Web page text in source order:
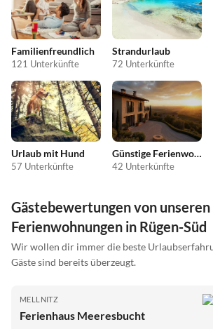
Familienfreundlich
121 Unterkünfte
Strandurlaub
72 Unterkünfte
Urlaub mit Hund
57 Unterkünfte
Günstige Ferienwohnungen
42 Unterkünfte
Gästebewertungen von unseren
Ferienwohnungen in Rügen-Süd
Wir wollen dir immer die beste
Gäste sind bereits überzeugt.
MELLNITZ
Ferienhaus Meeresbucht